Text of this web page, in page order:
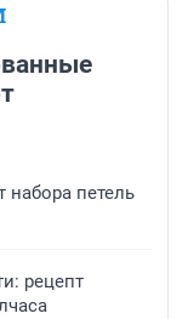
набора петель
рецепт